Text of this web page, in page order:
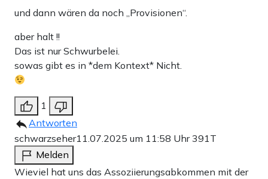
und dann wären da noch „Provisionen“.
aber halt !!
Das ist nur Schwurbelei.
sowas gibt es in *dem Kontext* Nicht.
1
Antworten
schwarzseher11.07.2025 um 11:58 Uhr391T
Melden
Wieviel hat uns das Assoziierungsabkommen mit der